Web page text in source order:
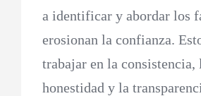
a identificar y abordar los
erosionan la confianza.
trabajar en la consistencia,
honestidad y la